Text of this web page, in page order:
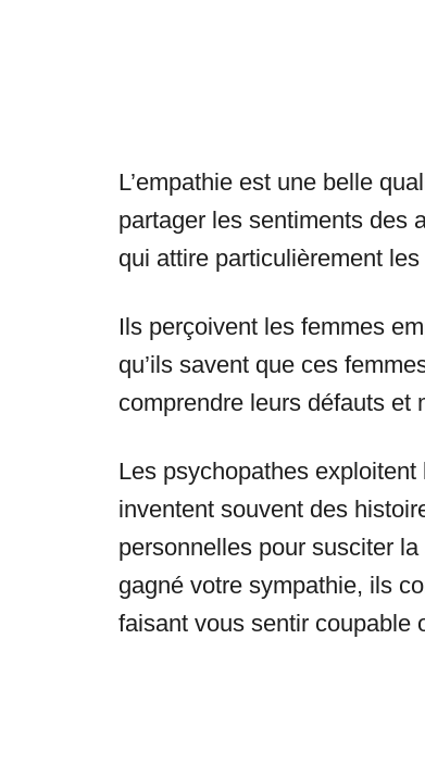
L’empathie est une belle
partager les sentiments des
qui attire particulièrement
Ils perçoivent les femmes
qu’ils savent que ces
comprendre leurs défauts et
Les psychopathes
inventent souvent des
personnelles pour susciter
gagné votre sympathie, ils
faisant vous sentir coupable